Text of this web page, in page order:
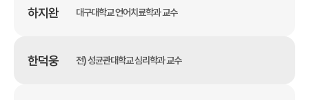
하지완 대구대학교 언어치료학과 교수
한덕웅 전) 성균관대학교 심리학과 교수